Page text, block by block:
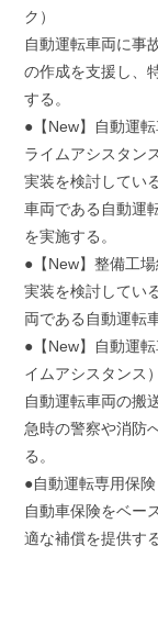
ク）
自動運転車両に事
の作成を支援し、
する。
●【New】自動運
ライムアシスタンス
実装を検討してい
車両である自動運
を実施する。
●【New】整備工
実装を検討してい
両である自動運転
●【New】自動運
イムアシスタンス）
自動運転車両の搬
急時の警察や消防
る。
●自動運転専用保
自動車保険をベー
適な補償を提供する